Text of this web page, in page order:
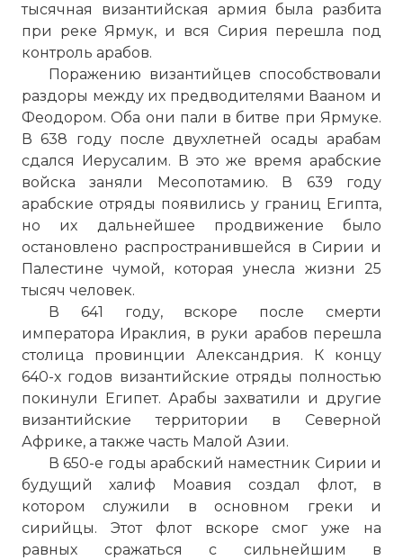
тысячная византийская армия была разбита
при реке Ярмук, и вся Сирия перешла под
контроль арабов.
Поражению византийцев способствовали
раздоры между их предводителями Вааном и
Феодором. Оба они пали в битве при Ярмуке.
В 638 году после двухлетней осады арабам
сдался Иерусалим. В это же время арабские
войска заняли Месопотамию. В 639 году
арабские отряды появились у границ Египта,
но их дальнейшее продвижение было
остановлено распространившейся в Сирии и
Палестине чумой, которая унесла жизни 25
тысяч человек.
В 641 году, вскоре после смерти
императора Ираклия, в руки арабов перешла
столица провинции Александрия. К концу
640-х годов византийские отряды полностью
покинули Египет. Арабы захватили и другие
византийские территории в Северной
Африке, а также часть Малой Азии.
В 650-е годы арабский наместник Сирии и
будущий халиф Моавия создал флот, в
котором служили в основном греки и
сирийцы. Этот флот вскоре смог уже на
равных сражаться с сильнейшим в